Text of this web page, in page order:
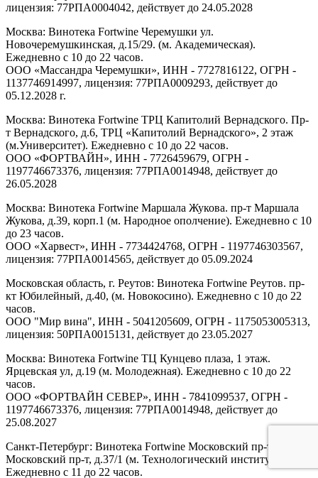
лицензия: 77РПА0004042, действует до 24.05.2028
Москва: Винотека Fortwine Черемушки ул.
Новочеремушкинская, д.15/29. (м. Академическая).
Ежедневно с 10 до 22 часов.
ООО «Массандра Черемушки», ИНН - 7727816122, ОГРН -
1137746914997, лицензия: 77РПА0009293, действует до
05.12.2028 г.
Москва: Винотека Fortwine ТРЦ Капитолий Вернадского. Пр-
т Вернадского, д.6, ТРЦ «Капитолий Вернадского», 2 этаж
(м.Университет). Ежедневно с 10 до 22 часов.
ООО «ФОРТВАЙН», ИНН - 7726459679, ОГРН -
1197746673376, лицензия: 77РПА0014948, действует до
26.05.2028
Москва: Винотека Fortwine Маршала Жукова. пр-т Маршала
Жукова, д.39, корп.1 (м. Народное ополчение). Ежедневно с 10
до 23 часов.
ООО «Харвест», ИНН - 7734424768, ОГРН - 1197746303567,
лицензия: 77РПА0014565, действует до 05.09.2024
Московская область, г. Реутов: Винотека Fortwine Реутов. пр-
кт Юбилейный, д.40, (м. Новокосино). Ежедневно с 10 до 22
часов.
ООО "Мир вина", ИНН - 5041205609, ОГРН - 1175053005313,
лицензия: 50РПА0015131, действует до 23.05.2027
Москва: Винотека Fortwine ТЦ Кунцево плаза, 1 этаж.
Ярцевская ул, д.19 (м. Молодежная). Ежедневно с 10 до 22
часов.
ООО «ФОРТВАЙН СЕВЕР», ИНН - 7841099537, ОГРН -
1197746673376, лицензия: 77РПА0014948, действует до
25.08.2027
Санкт-Петербург: Винотека Fortwine Московский пр-т.
Московский пр-т, д.37/1 (м. Технологический институт).
Ежедневно с 11 до 22 часов.